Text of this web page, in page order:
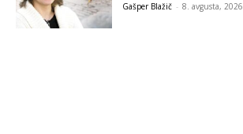
Gašper Blažič - 8. avgusta, 2026